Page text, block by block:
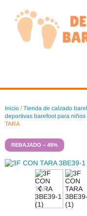
contenido
Inicio /Tienda de calzado
deportivas barefoot para niños
TARA
REBAJADO – 45%